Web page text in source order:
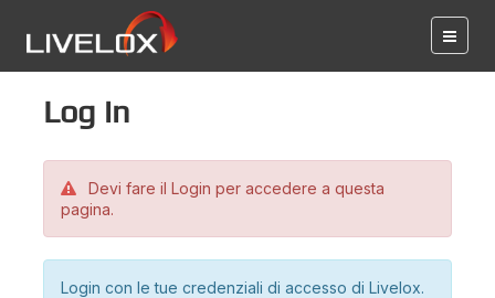
Log in
Devi fare il Login per accedere a questa
pagina.
Login con le tue credenziali di accesso di Livelox.